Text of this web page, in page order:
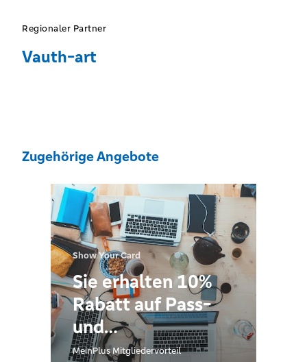
Regionaler Partner
Vauth-art
Zugehörige Angebote
Show Your Card
Sie erhalten 10%
Rabatt auf Pass-
und
Bewerbungsfotos.
MeinPlus Mitgliedervorteil